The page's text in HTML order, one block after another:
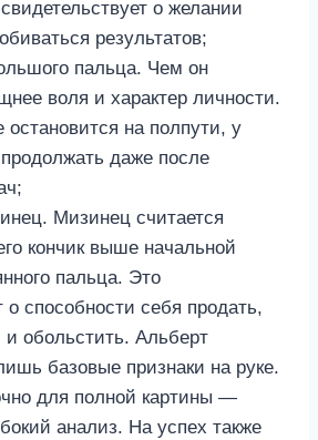
о желании
результатов;
пальца. Чем он
воля и характер личности.
остановится на полпути, у
даже после
Мизинец считается
кончик выше начальной
пальца. Это
о способности себя продать,
и обольстить. Альберт
базовые признаки на руке.
для полной картины —
анализ. На успех также